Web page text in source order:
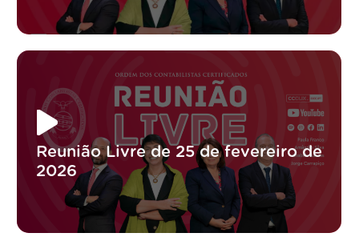
Reunião Livre de 25 de fevereiro de
2026